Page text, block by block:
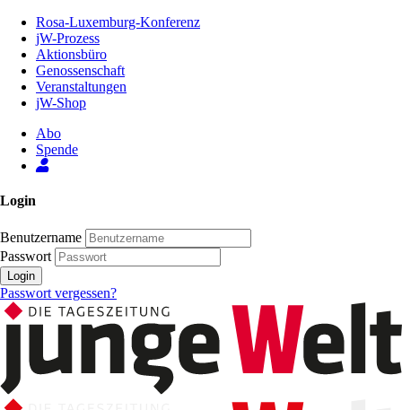
Inhalt
Seite
Rosa-Luxemburg-Konferenz
jW-Prozess
Aktionsbüro
Genossenschaft
Veranstaltungen
jW-Shop
Abo
Spende
Login
Benutzername
Passwort
Login
Passwort vergessen?